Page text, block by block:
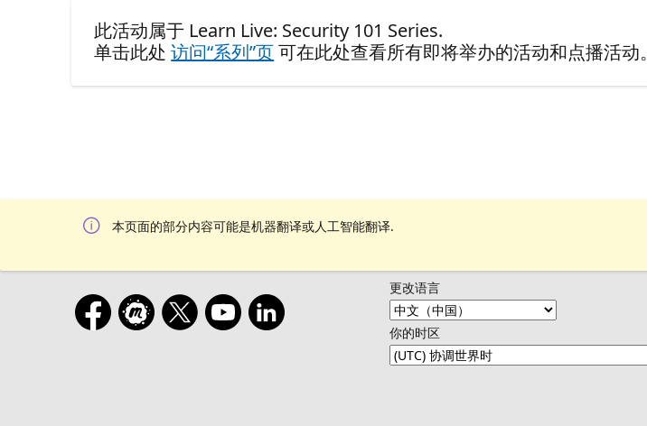
此活动属于 Learn Live: Security 101 Series.
单击此处访问“系列”页可在此处查看所有即将举办的活动和点播活动。
本页面的部分内容可能是机器翻译或人工智能翻译.
更改语言
你的时区